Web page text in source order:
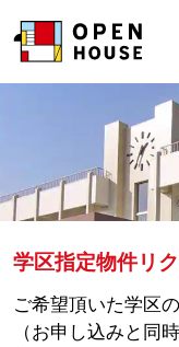
学区指定物件リ
ご希望頂いた学区
（お申し込みと同